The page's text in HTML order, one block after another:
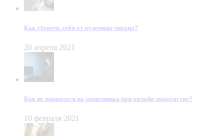
Как уберечь себя от мужчины тирана?
20 апреля 2021
Как не нарваться на мошенника при онлайн знакомстве?
10 февраля 2021